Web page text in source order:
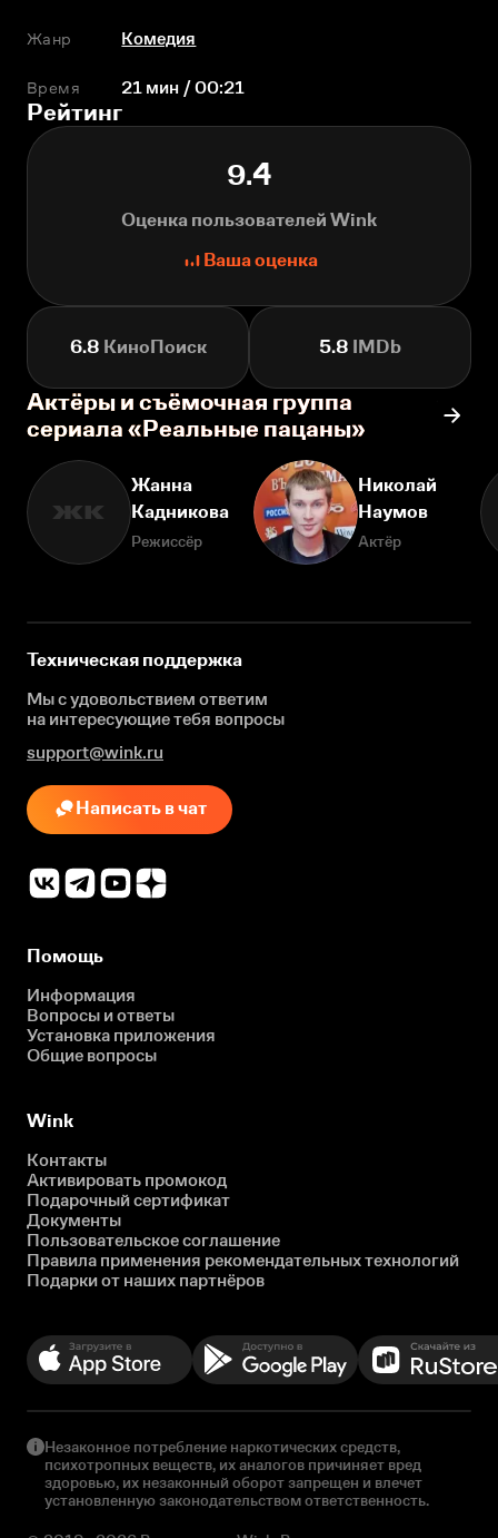
Жанр Комедия
Время 21 мин / 00:21
Рейтинг
9.4
Оценка пользователей Wink
Ваша оценка
6.8 КиноПоиск 5.8 IMDb
Актёры и съёмочная группа
сериала «Реальные пацаны»
ЖК
Жанна
Кадникова
Режиссёр
Николай
Наумов
Актёр
Техническая поддержка
Мы с удовольствием ответим
на интересующиетебя вопросы
support@wink.ru
Написать в чат
Помощь
Информация
Вопросы и ответы
Установка приложения
Общие вопросы
Wink
Контакты
Активировать промокод
Подарочный сертификат
Документы
Пользовательское соглашение
Правила применения рекомендательных технологий
Подарки от наших партнёров
Незаконное потребление наркотических средств,
психотропных веществ, их аналогов причиняет вред
здоровью, их незаконный оборот запрещен и влечет
установленную законодательством ответственность.